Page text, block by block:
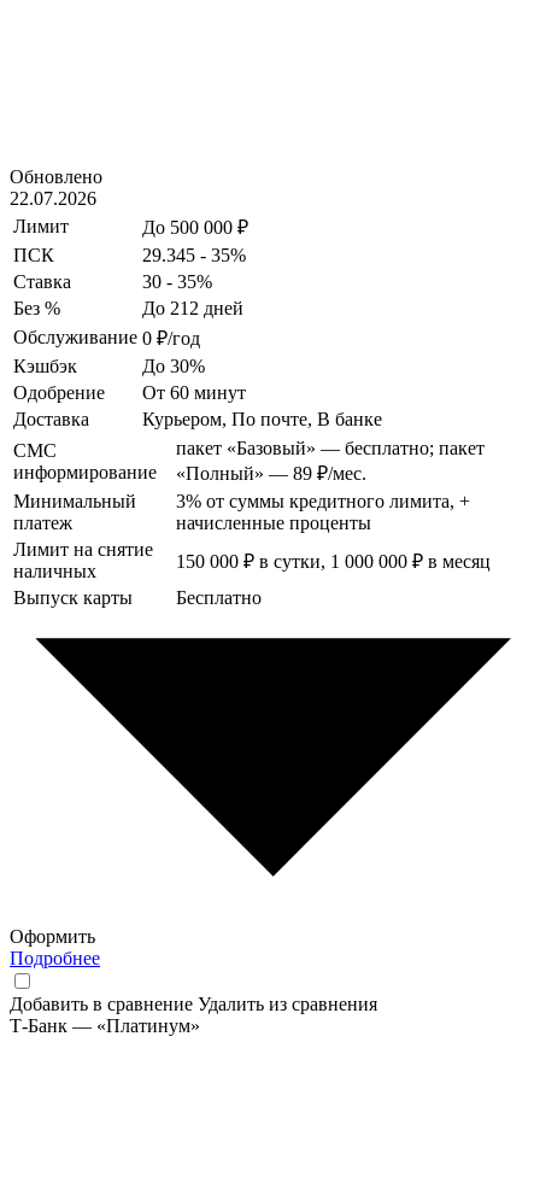
Обновлено
22.07.2026
Лимит
До 500 000 ₽
ПСК
29.345 - 35%
Ставка
30 - 35%
Без %
До 212 дней
Обслуживание 0 ₽/год
Кэшбэк
До 30%
Одобрение
От 60 минут
Доставка
Курьером, По почте, В банке
СМС
информирование
пакет «Базовый» — бесплатно; пакет
«Полный» — 89 ₽/мес.
Минимальный
платеж
3% от суммы кредитного лимита, +
начисленные проценты
Лимит на снятие
наличных
150 000 ₽ в сутки, 1 000 000 ₽ в месяц
Выпуск карты
Бесплатно
Оформить
Подробнее
Добавить в сравнение Удалить из сравнения
Т-Банк — «Платинум»